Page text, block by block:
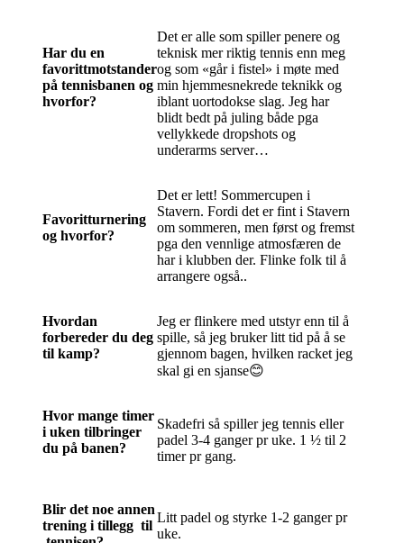
Har du en
favorittmotstander
på tennisbanen og
hvorfor?
Det er alle som spiller penere og
teknisk mer riktig tennis enn meg
og som «går i fistel» i møte med
min hjemmesnekrede teknikk og
iblant uortodokse slag. Jeg har
blidt bedt på juling både pga
vellykkede dropshots og
underarms server…
Favoritturnering
og hvorfor?
Det er lett! Sommercupen i
Stavern. Fordi det er fint i Stavern
om sommeren, men først og fremst
pga den vennlige atmosfæren de
har i klubben der. Flinke folk til å
arrangere også..
Hvordan
forbereder du deg
til kamp?
Jeg er flinkere med utstyr enn til å
spille, så jeg bruker litt tid på å se
gjennom bagen, hvilken racket jeg
skal gi en sjanse😊
Hvor mange timer
i uken tilbringer
du på banen?
Skadefri så spiller jeg tennis eller
padel 3-4 ganger pr uke. 1 ½ til 2
timer pr gang.
Blir det noe annen
trening i tillegg til
Litt padel og styrke 1-2 ganger pr
uke.